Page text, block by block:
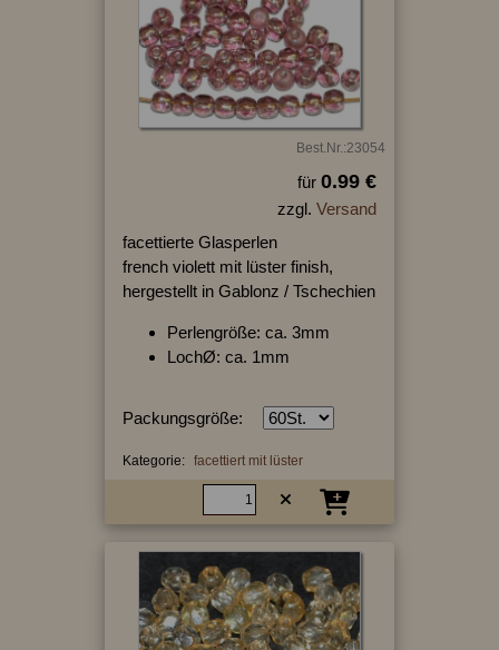
Best.Nr.:23054
für 0.99 €
zzgl. Versand
facettierte Glasperlen
french violett mit lüster finish,
hergestellt in Gablonz / Tschechien
Perlengröße: ca. 3mm
LochØ: ca. 1mm
Packungsgröße:
Kategorie: facettiert mit lüster